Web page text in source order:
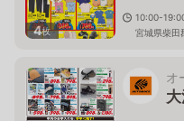
4枚
10:00-
宮城県柴田
オ